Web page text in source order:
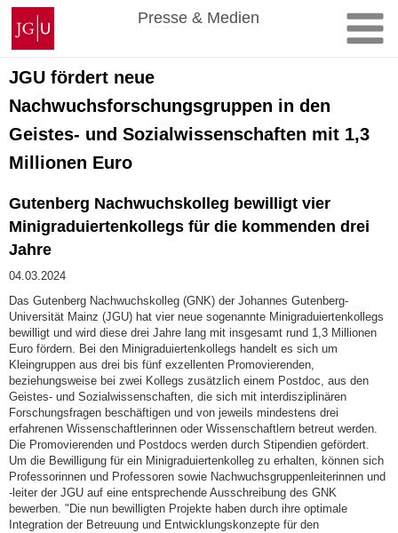
Zum
Inhalt
springen
Johannes
Gutenberg-
Universität
Mainz
Presse & Medien
JGU fördert neue
Nachwuchsforschungsgruppen in den
Geistes- und Sozialwissenschaften mit 1,3
Millionen Euro
Gutenberg Nachwuchskolleg bewilligt vier
Minigraduiertenkollegs für die kommenden drei
Jahre
04.03.2024
Das Gutenberg Nachwuchskolleg (GNK) der Johannes Gutenberg-
Universität Mainz (JGU) hat vier neue sogenannte Minigraduiertenkollegs
bewilligt und wird diese drei Jahre lang mit insgesamt rund 1,3 Millionen
Euro fördern. Bei den Minigraduiertenkollegs handelt es sich um
Kleingruppen aus drei bis fünf exzellenten Promovierenden,
beziehungsweise bei zwei Kollegs zusätzlich einem Postdoc, aus den
Geistes- und Sozialwissenschaften, die sich mit interdisziplinären
Forschungsfragen beschäftigen und von jeweils mindestens drei
erfahrenen Wissenschaftlerinnen oder Wissenschaftlern betreut werden.
Die Promovierenden und Postdocs werden durch Stipendien gefördert.
Um die Bewilligung für ein Minigraduiertenkolleg zu erhalten, können sich
Professorinnen und Professoren sowie Nachwuchsgruppenleiterinnen und
-leiter der JGU auf eine entsprechende Ausschreibung des GNK
bewerben. "Die nun bewilligten Projekte haben durch ihre optimale
Integration der Betreuung und Entwicklungskonzepte für den